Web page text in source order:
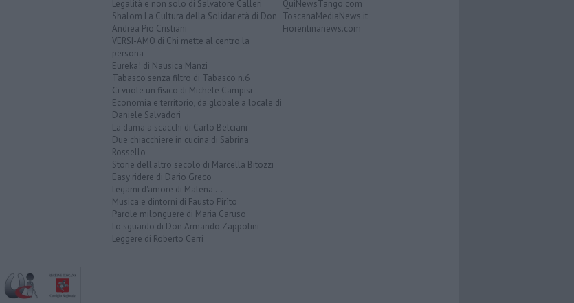
Legalità e non solo di Salvatore Calleri
Shalom La Cultura della Solidarietà di Don
Andrea Pio Cristiani
VERSI-AMO di Chi mette al centro la
persona
Eureka! di Nausica Manzi
Tabasco senza filtro di Tabasco n.6
Ci vuole un fisico di Michele Campisi
Economia e territorio, da globale a locale di
Daniele Salvadori
La dama a scacchi di Carlo Belciani
Due chiacchiere in cucina di Sabrina
Rossello
Storie dell'altro secolo di Marcella Bitozzi
Easy ridere di Dario Greco
Legami d'amore di Malena ...
Musica e dintorni di Fausto Pirìto
Parole milonguere di Maria Caruso
Lo sguardo di Don Armando Zappolini
Leggere di Roberto Cerri
QuiNewsTango.com
ToscanaMediaNews.it
Fiorentinanews.com